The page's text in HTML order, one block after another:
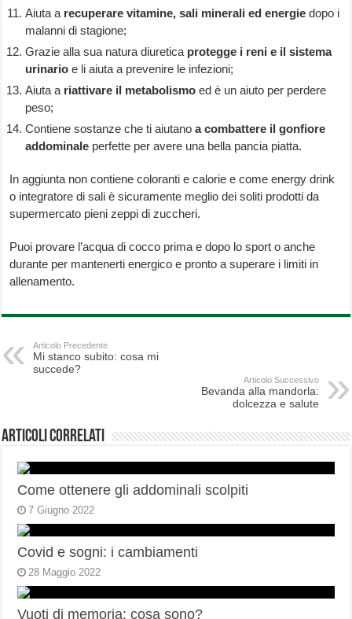
Aiuta a recuperare vitamine, sali minerali ed energie dopo i
malanni di stagione;
Grazie alla sua natura diuretica protegge i reni e il sistema
urinario e li aiuta a prevenire le infezioni;
Aiuta a riattivare il metabolismo ed è un aiuto per perdere
peso;
Contiene sostanze che ti aiutanoa combattere il gonfiore
addominale perfette per avere una bella pancia piatta.
In aggiunta non contiene coloranti e calorie e come energy drink
o integratore di sali è sicuramente meglio dei soliti prodotti da
supermercato pieni zeppi di zuccheri.
Puoi provare l’acqua di cocco prima e dopo lo sport o anche
durante per mantenerti energico e pronto a superare i limiti in
allenamento.
Articolo Precedente
Mi stanco subito: cosa mi
succede?
Articolo Successivo
Bevanda alla mandorla:
dolcezza e salute
Articoli correlati
Come ottenere gli addominali scolpiti
7 Giugno 2022
Covid e sogni: i cambiamenti
28 Maggio 2022
Vuoti di memoria: cosa sono?